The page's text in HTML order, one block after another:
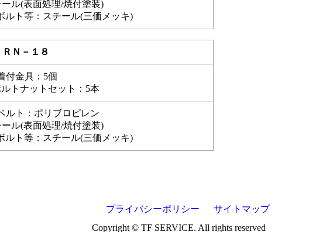
ル(表面処理/焼付塗装)
ト等：スチール(三価メッキ)
Ｎ－１８
付金具：5個
トナットセット：5本
ト：ポリブロピレン
ル(表面処理/焼付塗装)
ト等：スチール(三価メッキ)
プライバシーポリシー
サイトマップ
Copyright © TF SERVICE. All rights reserved